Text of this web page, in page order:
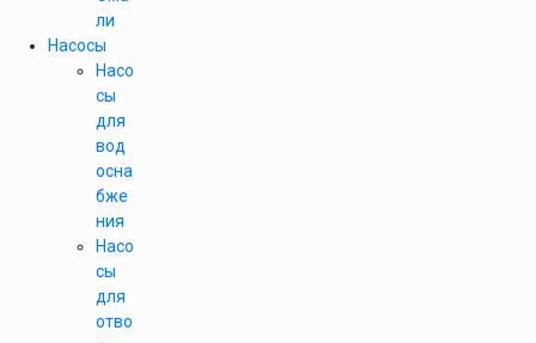
ли
Насосы
Насо
сы
для
вод
осна
бже
ния
Насо
сы
для
отво